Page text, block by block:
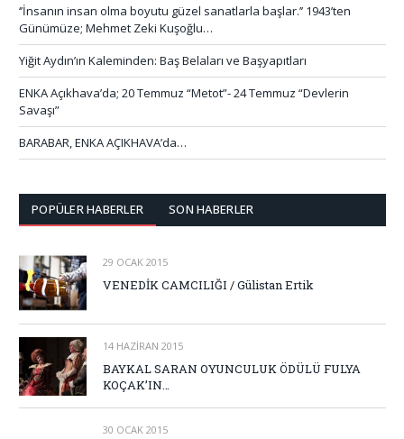
‘’İnsanın insan olma boyutu güzel sanatlarla başlar.’’ 1943’ten
Günümüze; Mehmet Zeki Kuşoğlu…
Yiğit Aydın’ın Kaleminden: Baş Belaları ve Başyapıtları
ENKA Açıkhava’da; 20 Temmuz “Metot”- 24 Temmuz “Devlerin
Savaşı”
BARABAR, ENKA AÇIKHAVA’da…
POPÜLER HABERLER SON HABERLER
29 OCAK 2015
VENEDİK CAMCILIĞI / Gülistan Ertik
14 HAZIRAN 2015
BAYKAL SARAN OYUNCULUK ÖDÜLÜ FULYA
KOÇAK’IN…
30 OCAK 2015